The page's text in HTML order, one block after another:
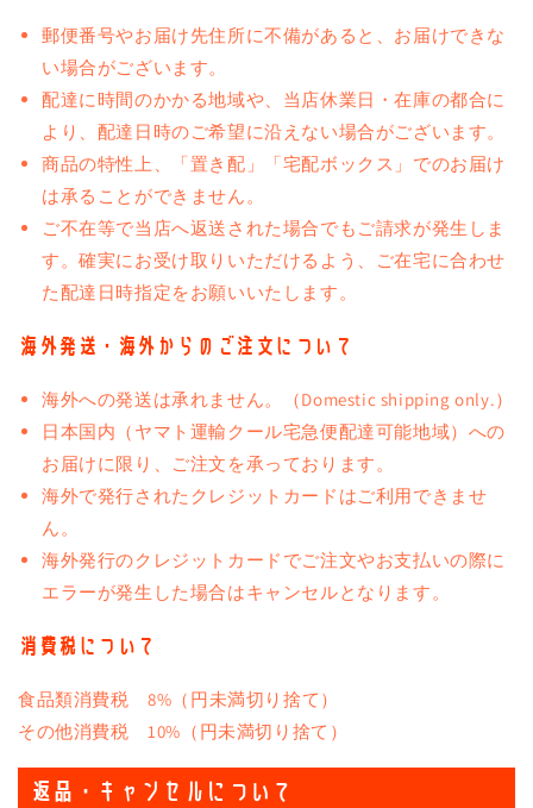
郵便番号やお届け先住所に不備があると、お届けできな
い場合がございます。
配達に時間のかかる地域や、当店休業日・在庫の都合に
より、配達日時のご希望に沿えない場合がございます。
商品の特性上、「置き配」「宅配ボックス」でのお届け
は承ることができません。
ご不在等で当店へ返送された場合でもご請求が発生しま
す。確実にお受け取りいただけるよう、ご在宅に合わせ
た配達日時指定をお願いいたします。
海外発送・海外からのご注文について
海外への発送は承れません。（Domestic shipping only.）
日本国内（ヤマト運輸クール宅急便配達可能地域）への
お届けに限り、ご注文を承っております。
海外で発行されたクレジットカードはご利用できませ
ん。
海外発行のクレジットカードでご注文やお支払いの際に
エラーが発生した場合はキャンセルとなります。
消費税について
食品類消費税 8%（円未満切り捨て）
その他消費税 10%（円未満切り捨て）
返品・キャンセルについて